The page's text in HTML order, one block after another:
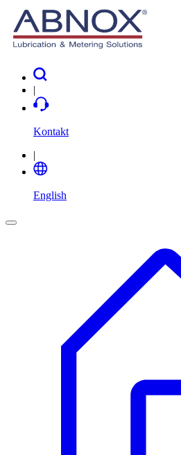
|
Kontakt
|
English